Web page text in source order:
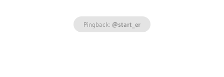
Pingback: @start_er